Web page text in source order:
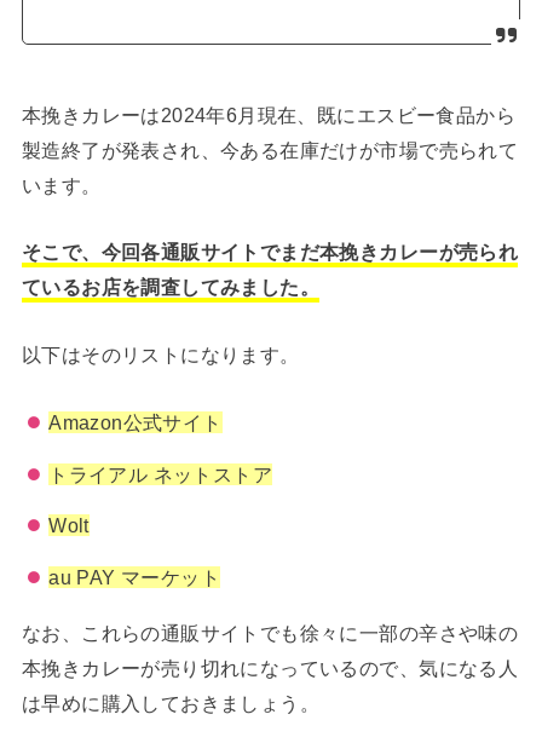
本挽きカレーは2024年6月現在、既にエスビー食品から
製造終了が発表され、今ある在庫だけが市場で売られて
います。
そこで、今回各通販サイトでまだ本挽きカレーが売られ
ているお店を調査してみました。
以下はそのリストになります。
Amazon公式サイト
トライアル ネットストア
Wolt
au PAY マーケット
なお、これらの通販サイトでも徐々に一部の辛さや味の
本挽きカレーが売り切れになっているので、気になる人
は早めに購入しておきましょう。